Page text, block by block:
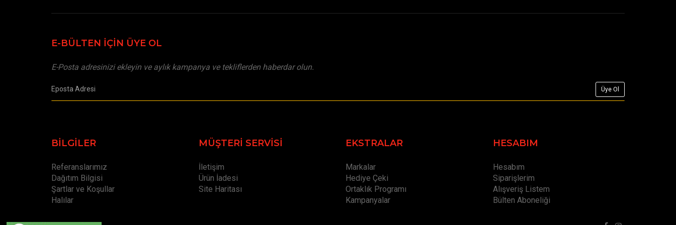
E-BÜLTEN İÇİN ÜYE OL
E-Posta adresinizi ekleyin ve aylık kampanya ve tekliflerden haberdar olun.
BILGILER
Referanslarımız
Dağıtım Bilgisi
Şartlar ve Koşullar
Halılar
MÜŞTERI SERVISI
İletişim
Ürün İadesi
Site Haritası
EKSTRALAR
Markalar
Hediye Çeki
Ortaklık Programı
Kampanyalar
HESABIM
Hesabım
Siparişlerim
Alışveriş Listem
Bülten Aboneliği